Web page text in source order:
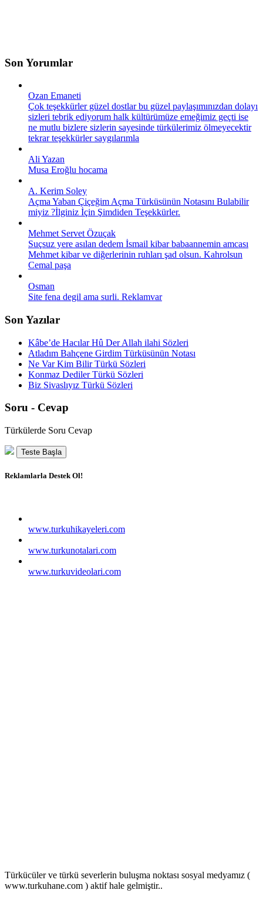
Son Yorumlar
Ozan Emaneti
Çok teşekkürler güzel dostlar bu güzel paylaşımınızdan dolayı
sizleri tebrik ediyorum halk kültürümüze emeğimiz geçti ise
ne mutlu bizlere sizlerin sayesinde türkülerimiz ölmeyecektir
tekrar teşekkürler saygılarımla
Ali Yazan
Musa Eroğlu hocama
A. Kerim Soley
Açma Yaban Çiçeğim Açma Türküsünün Notasını Bulabilir
miyiz ?İlginiz İçin Şimdiden Teşekkürler.
Mehmet Servet Özuçak
Suçsuz yere asılan dedem İsmail kibar babaannemin amcası
Mehmet kibar ve diğerlerinin ruhları şad olsun. Kahrolsun
Cemal paşa
Osman
Site fena degil ama surli. Reklamvar
Son Yazılar
Kâbe’de Hacılar Hû Der Allah ilahi Sözleri
Atladım Bahçene Girdim Türküsünün Notası
Ne Var Kim Bilir Türkü Sözleri
Konmaz Dediler Türkü Sözleri
Biz Sivaslıyız Türkü Sözleri
Soru - Cevap
Türkülerde Soru Cevap
Teste Başla
Reklamlarla Destek Ol!
www.turkuhikayeleri.com
www.turkunotalari.com
www.turkuvideolari.com
Türkücüler ve türkü severlerin buluşma noktası sosyal medyamız (
www.turkuhane.com ) aktif hale gelmiştir..